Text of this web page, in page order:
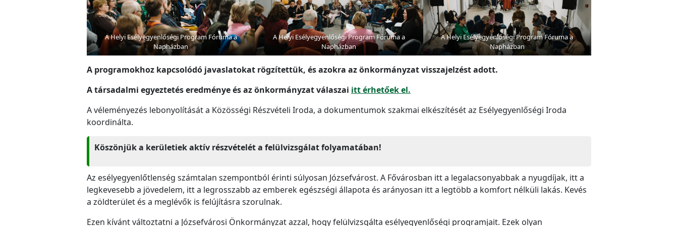
A Helyi Esélyegyenlőségi Program Fóruma a
Napházban
A Helyi Esélyegyenlőségi Program Fóruma a
Napházban
A Helyi Esélyegyenlőségi Program Fóruma a
Napházban
A programokhoz kapcsolódó javaslatokat rögzítettük, és azokra az önkormányzat visszajelzést adott.
A társadalmi egyeztetés eredménye és az önkormányzat válaszai itt érhetőek el.
A véleményezés lebonyolítását a Közösségi Részvételi Iroda, a dokumentumok szakmai elkészítését az Esélyegyenlőségi Iroda
koordinálta.
Köszönjük a kerületiek aktív részvételét a felülvizsgálat folyamatában!
Az esélyegyenlőtlenség számtalan szempontból érinti súlyosan Józsefvárost. A Fővárosban itt a legalacsonyabbak a nyugdíjak, itt a
legkevesebb a jövedelem, itt a legrosszabb az emberek egészségi állapota és arányosan itt a legtöbb a komfort nélküli lakás. Kevés
a zöldterület és a meglévők is felújításra szorulnak.
Ezen kívánt változtatni a Józsefvárosi Önkormányzat azzal, hogy felülvizsgálta esélyegyenlőségi programjait. Ezek olyan